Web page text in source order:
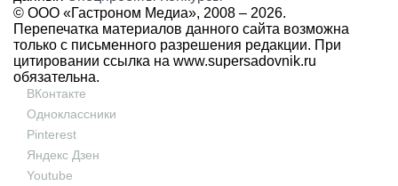
© ООО «Гастроном Медиа», 2008 – 2026.
Перепечатка материалов данного сайта возможна
только с письменного разрешения редакции. При
цитировании ссылка на www.supersadovnik.ru
обязательна.
ВКонтакте
Одноклассники
Pinterest
Яндекс Дзен
Youtube